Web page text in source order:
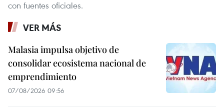
con fuentes oficiales.
VER MÁS
Malasia impulsa objetivo de
consolidar ecosistema nacional de
emprendimiento
07/08/2026 09:56